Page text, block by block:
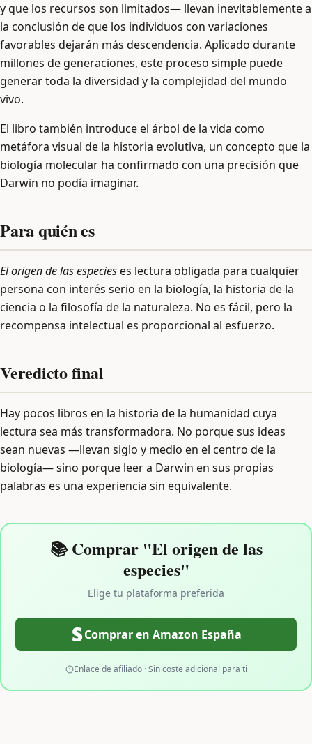
y que los recursos son limitados— llevan inevitablemente a
la conclusión de que los individuos con variaciones
favorables dejarán más descendencia. Aplicado durante
millones de generaciones, este proceso simple puede
generar toda la diversidad y la complejidad del mundo
vivo.
El libro también introduce el árbol de la vida como
metáfora visual de la historia evolutiva, un concepto que la
biología molecular ha confirmado con una precisión que
Darwin no podía imaginar.
Para quién es
El origen de las especieses lectura obligada para cualquier
persona con interés serio en la biología, la historia de la
ciencia o la filosofía de la naturaleza. No es fácil, pero la
recompensa intelectual es proporcional al esfuerzo.
Veredicto final
Hay pocos libros en la historia de la humanidad cuya
lectura sea más transformadora. No porque sus ideas
sean nuevas —llevan siglo y medio en el centro de la
biología— sino porque leer a Darwin en sus propias
palabras es una experiencia sin equivalente.
📚 Comprar "El origen de las
especies"
Elige tu plataforma preferida
Comprar en Amazon España
Enlace de afiliado · Sin coste adicional para ti